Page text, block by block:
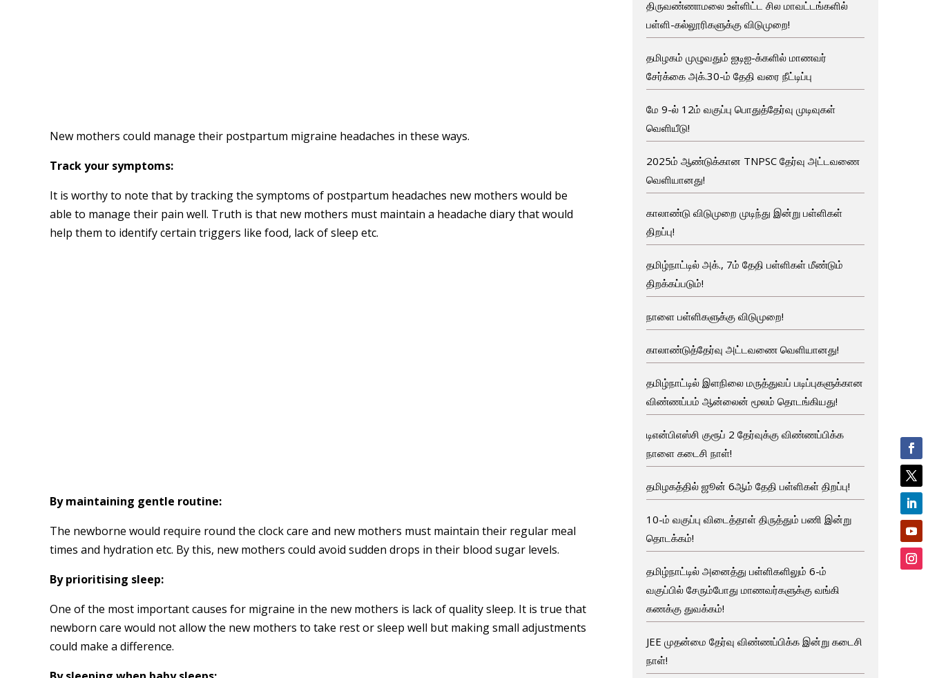
New mothers could manage their postpartum migraine headaches in these ways.
Track your symptoms:
It is worthy to note that by tracking the symptoms of postpartum headaches new mothers would be
able to manage their pain well. Truth is that new mothers must maintain a headache diary that would
help them to identify certain triggers like food, lack of sleep etc.
By maintaining gentle routine:
The newborne would require round the clock care and new mothers must maintain their regular meal
times and hydration etc. By this, new mothers could avoid sudden drops in their blood sugar levels.
By prioritising sleep:
One of the most important causes for migraine in the new mothers is lack of quality sleep. It is true that
newborn care would not allow the new mothers to take rest or sleep well but making small adjustments
could make a difference.
திருவண்ணாமலை உள்ளிட்ட சில மாவட்டங்களில்
பள்ளி-கல்லூரிகளுக்கு விடுமுறை!
தமிழகம் முழுவதும் ஐடிஐ-க்களில் மாணவர்
சேர்க்கை அக்.30-ம் தேதி வரை நீட்டிப்பு
மே 9-ல் 12ம் வகுப்பு பொதுத்தேர்வு முடிவுகள்
வெளியீடு!
2025ம் ஆண்டுக்கான TNPSC தேர்வு அட்டவணை
வெளியானது!
காலாண்டு விடுமுறை முடிந்து இன்று பள்ளிகள்
திறப்பு!
தமிழ்நாட்டில் அக்., 7ம் தேதி பள்ளிகள் மீண்டும்
திறக்கப்படும்!
நாளை பள்ளிகளுக்கு விடுமுறை!
காலாண்டுத்தேர்வு அட்டவணை வெளியானது!
தமிழ்நாட்டில் இளநிலை மருத்துவப் படிப்புகளுக்கான
விண்ணப்பம் ஆன்லைன் மூலம் தொடங்கியது!
டிஎன்பிஎஸ்சி குரூப் 2 தேர்வுக்கு விண்ணப்பிக்க
நாளை கடைசி நாள்!
தமிழகத்தில் ஜூன் 6ஆம் தேதி பள்ளிகள் திறப்பு!
10-ம் வகுப்பு விடைத்தாள் திருத்தும் பணி இன்று
தொடக்கம்!
தமிழ்நாட்டில் அனைத்து பள்ளிகளிலும் 6-ம்
வகுப்பில் சேரும்போது மாணவர்களுக்கு வங்கி
கணக்கு துவக்கம்!
JEE முதன்மை தேர்வு விண்ணப்பிக்க இன்று கடைசி
நாள்!